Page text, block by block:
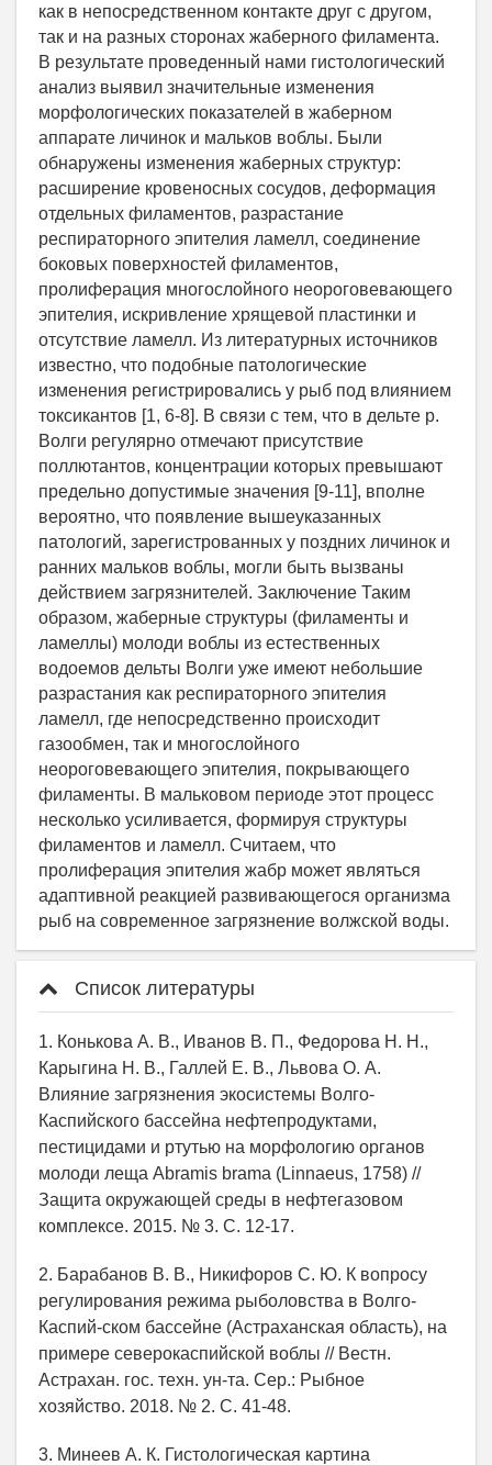
как в непосредственном контакте друг с другом,
так и на разных сторонах жаберного филамента.
В результате проведенный нами гистологический
анализ выявил значительные изменения
морфологических показателей в жаберном
аппарате личинок и мальков воблы. Были
обнаружены изменения жаберных структур:
расширение кровеносных сосудов, деформация
отдельных филаментов, разрастание
респираторного эпителия ламелл, соединение
боковых поверхностей филаментов,
пролиферация многослойного неороговевающего
эпителия, искривление хрящевой пластинки и
отсутствие ламелл. Из литературных источников
известно, что подобные патологические
изменения регистрировались у рыб под влиянием
токсикантов [1, 6-8]. В связи с тем, что в дельте р.
Волги регулярно отмечают присутствие
поллютантов, концентрации которых превышают
предельно допустимые значения [9-11], вполне
вероятно, что появление вышеуказанных
патологий, зарегистрованных у поздних личинок и
ранних мальков воблы, могли быть вызваны
действием загрязнителей. Заключение Таким
образом, жаберные структуры (филаменты и
ламеллы) молоди воблы из естественных
водоемов дельты Волги уже имеют небольшие
разрастания как респираторного эпителия
ламелл, где непосредственно происходит
газообмен, так и многослойного
неороговевающего эпителия, покрывающего
филаменты. В мальковом периоде этот процесс
несколько усиливается, формируя структуры
филаментов и ламелл. Считаем, что
пролиферация эпителия жабр может являться
адаптивной реакцией развивающегося организма
рыб на современное загрязнение волжской воды.
Список литературы
1. Конькова А. В., Иванов В. П., Федорова Н. Н.,
Карыгина Н. В., Галлей Е. В., Львова О. А.
Влияние загрязнения экосистемы Волго-
Каспийского бассейна нефтепродуктами,
пестицидами и ртутью на морфологию органов
молоди леща Abramis brama (Linnaeus, 1758) //
Защита окружающей среды в нефтегазовом
комплексе. 2015. № 3. С. 12-17.
2. Барабанов В. В., Никифоров С. Ю. К вопросу
регулирования режима рыболовства в Волго-
Каспий-ском бассейне (Астраханская область), на
примере северокаспийской воблы // Вестн.
Астрахан. гос. техн. ун-та. Сер.: Рыбное
хозяйство. 2018. № 2. С. 41-48.
3. Минеев А. К. Гистологическая картина